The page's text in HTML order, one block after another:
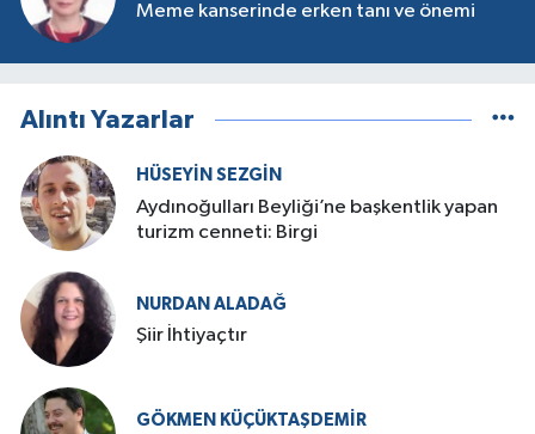
Meme kanserinde erken tanı ve önemi
Alıntı Yazarlar
HÜSEYIN SEZGIN
Aydınoğulları Beyliği’ne başkentlik yapan
turizm cenneti: Birgi
NURDAN ALADAĞ
Şiir İhtiyaçtır
GÖKMEN KÜÇÜKTAŞDEMIR